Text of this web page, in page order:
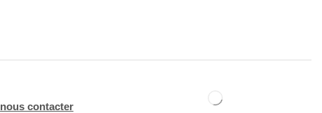
nous contacter